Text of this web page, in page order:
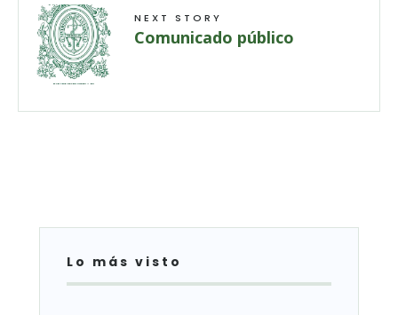
NEXT STORY
Comunicado público
Lo más visto